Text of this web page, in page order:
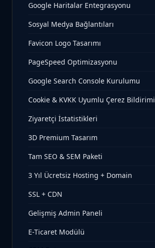
Google Haritalar Entegrasyonu
Sosyal Medya Bağlantıları
Favicon Logo Tasarımı
PageSpeed Optimizasyonu
Google Search Console Kurulumu
Cookie & KVKK Uyumlu Çerez Bildirimi
Ziyaretçi İstatistikleri
3D Premium Tasarım
Tam SEO & SEM Paketi
3 Yıl Ücretsiz Hosting + Domain
SSL + CDN
Gelişmiş Admin Paneli
E-Ticaret Modülü